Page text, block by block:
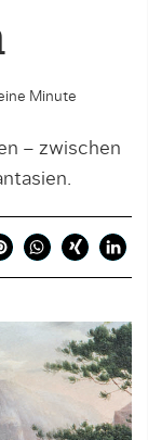
Minute
– zwischen